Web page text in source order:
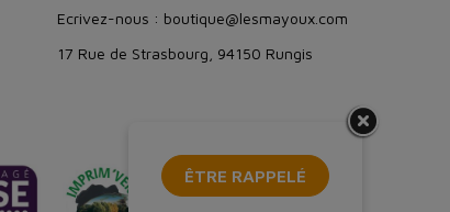
Ecrivez-nous : boutique@lesmayoux.com
17 Rue de Strasbourg, 94150 Rungis
ÊTRE RAPPELÉ